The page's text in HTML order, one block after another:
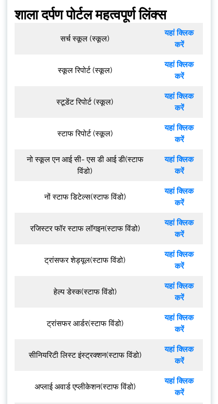
शाला दर्पण पोर्टल महत्वपूर्ण लिंक्स
सर्च स्कूल (स्कूल)
यहां क्लिक
करें
स्कूल रिपोर्ट (स्कूल)
यहां क्लिक
करें
स्टूडेंट रिपोर्ट (स्कूल)
यहां क्लिक
करें
स्टाफ रिपोर्ट (स्कूल)
यहां क्लिक
करें
नो स्कूल एन आई सी- एस डी आई डी(स्टाफ
विंडो)
यहां क्लिक
करें
नों स्टाफ डिटेल्स(स्टाफ विंडो)
यहां क्लिक
करें
रजिस्टर फॉर स्टाफ लॉगइन(स्टाफ विंडो)
यहां क्लिक
करें
ट्रांसफर शेड्यूल(स्टाफ विंडो)
यहां क्लिक
करें
हेल्प डेस्क(स्टाफ विंडो)
यहां क्लिक
करें
ट्रांसफर आर्डर(स्टाफ विंडो)
यहां क्लिक
करें
सीनियरिटी लिस्ट इंस्ट्रक्शन(स्टाफ विंडो)
यहां क्लिक
करें
अप्लाई अवार्ड एप्लीकेशन(स्टाफ विंडो)
यहां क्लिक
करें